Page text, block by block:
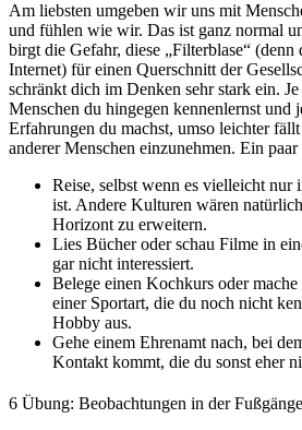
Am liebsten umgeben wir uns mit
und fühlen wie wir. Das ist ganz normal
birgt die Gefahr, diese „Filterblase“
Internet) für einen Querschnitt der
schränkt dich im Denken sehr stark ein.
Menschen du hingegen kennenlernst und
Erfahrungen du machst, umso leichter
anderer Menschen einzunehmen. Ein
Reise, selbst wenn es vielleicht nur
ist. Andere Kulturen wären
Horizont zu erweitern.
Lies Bücher oder schau Filme in
gar nicht interessiert.
Belege einen Kochkurs oder
einer Sportart, die du noch nicht
Hobby aus.
Gehe einem Ehrenamt nach, bei
Kontakt kommt, die du sonst eher
6 Übung: Beobachtungen in der